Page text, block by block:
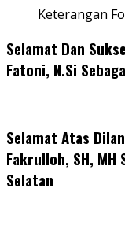
Keterangan
Selamat Dan
Fatoni, N.Si
Selamat Atas
Fakrulloh, SH, MH
Selatan